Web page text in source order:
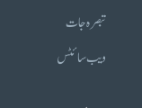
تبصرہ جات
ویب سائٹس